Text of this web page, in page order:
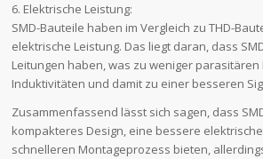
6. Elektrische Leistung:
SMD-Bauteile haben im Vergleich zu THD-
elektrische Leistung. Das liegt daran, dass
Leitungen haben, was zu weniger
Induktivitäten und damit zu einer besseren
Zusammenfassend lässt sich sagen, dass
kompakteres Design, eine bessere
schnelleren Montageprozess bieten,